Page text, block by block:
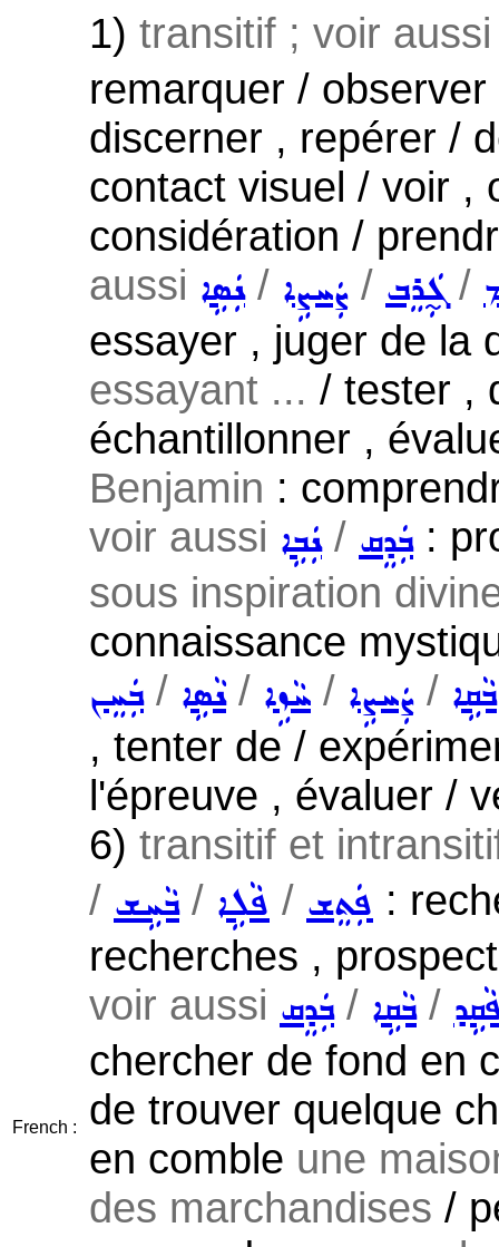
French :
1) transitif ; voir
remarquer /
discerner , repérer /
contact visuel / voir ,
considération /
aussi ܢܲܣܹܐ/ ܨܲܚܨܹܐ / ܓ̰ܲܪܸܒ /
essayer , juger de la
essayant ... / tester ,
échantillonner ,
Benjamin :
voir aussi ܢܲܒܹܐ/ ܒܲܕܸܩ:
sous inspiration
connaissance
ܒܲܚܸܢ/ ܢܵܣܹܐ/ ܚܵܙܹܐ / ܨܲܚܨܹܐ / ܒܵܩܹܐ
, tenter de /
l'épreuve , évaluer /
6) transitif et
/ ܒܵܚܹܫ/ ܦܵܠܹܐ / ܦܲܬܸܫ :
recherches ,
voir aussi ܒܲܕܸܩ/ ܒܵܩܹܐ/
chercher de fond en
de trouver quelque
en comble une
des marchandises /